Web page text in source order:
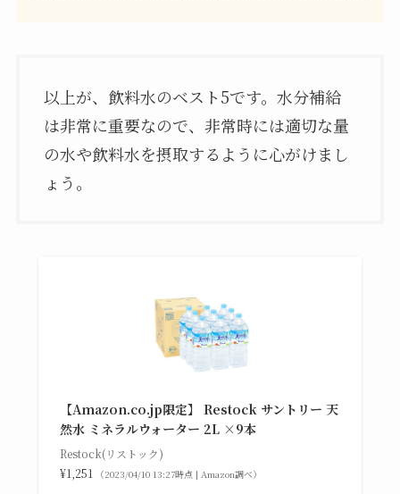
以上が、飲料水のベスト5です。水分補給
は非常に重要なので、非常時には適切な量
の水や飲料水を摂取するように心がけまし
ょう。
【Amazon.co.jp限定】 Restock サントリー 天
然水 ミネラルウォーター 2L ×9本
Restock(リストック)
¥1,251
（2023/04/10 13:27時点 | Amazon調べ）